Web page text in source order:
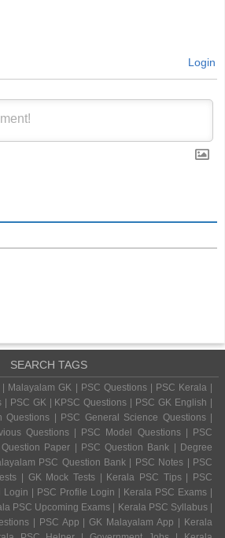
Login
SEARCH TAGS
Malayalam GK | PSC Questions | PSC Kerala |
| PSC GK | KPSC Questions | PSC GK English |
Questions | PSC General Science Questions |
Questions | PSC Model Questions | PSC
Paper | PSC Question Bank | Degree
PSC Question Bank | PSC Notes | PSC
| GK Mock Tests | Kerala PSC Tips | PSC
Login | PSC Profile Login | Kerala PSC Exams |
PSC Upcoming Exams | Kerala PSC Syllabus |
| PSC App | GK Malayalam App | Kerala